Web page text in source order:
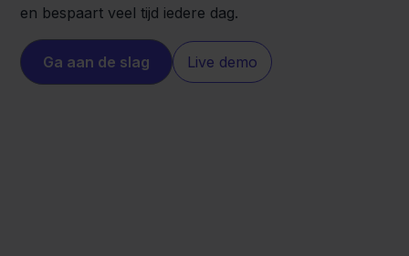
en bespaart veel tijd iedere dag.
Ga aan de slag Live demo